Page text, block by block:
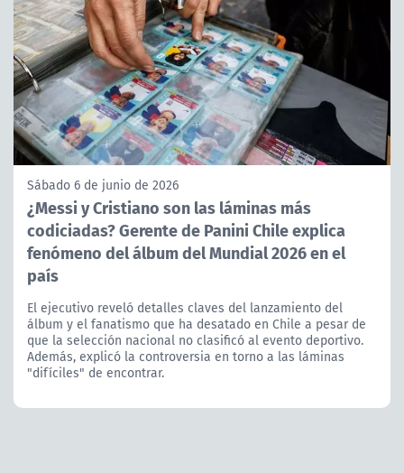
Sábado 6 de junio de 2026
¿Messi y Cristiano son las láminas más
codiciadas? Gerente de Panini Chile explica
fenómeno del álbum del Mundial 2026 en el
país
El ejecutivo reveló detalles claves del lanzamiento del
álbum y el fanatismo que ha desatado en Chile a pesar de
que la selección nacional no clasificó al evento deportivo.
Además, explicó la controversia en torno a las láminas
"difíciles" de encontrar.